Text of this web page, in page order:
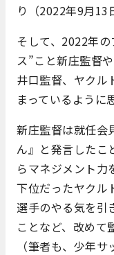
り（2022年9月13
そして、2022年
ス”こと新庄監督
井口監督、ヤクル
まっているように
新庄監督は就任会
ん』と発言したこ
らマネジメント力
下位だったヤクル
選手のやる気を引
ことなど、改めて
（筆者も、少年